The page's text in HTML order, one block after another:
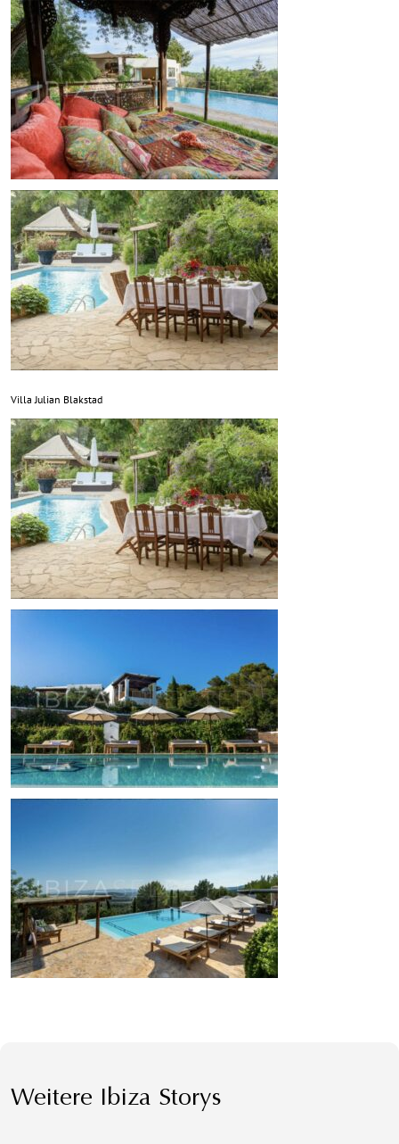
Villa Julian Blakstad
Weitere Ibiza Storys